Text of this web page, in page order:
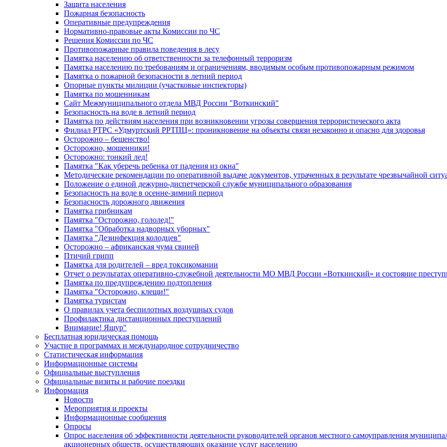
Защита населения
Пожарная безопасность
Оперативные предупреждения
Нормативно-правовые акты Комиссии по ЧС
Решения Комиссии по ЧС
Противопожарные правила поведения в лесу
Памятка населению об ответственности за телефонный терроризм
Памятка населению по требованиям и ограничениям, вводимым особым противопожарным режимом
Памятка о пожарной безопасности в летний период
Опорные пункты милиции (участковые инспекторы)
Памятка по мошенникам
Сайт Межмуниципального отдела МВД России "Воткинский"
Безопасность на воде в летний период
Памятка по действиям населения при возникновении угрозы совершения террористического акта
Филиал РТРС «Удмуртский РРТПЦ»: проникновение на объекты связи незаконно и опасно для здоровья
Осторожно – бешенство!
Осторожно, мошенники!
Осторожно: тонкий лед!
Памятка "Как уберечь ребенка от падения из окна"
Методические рекомендации по оперативной выдаче документов, утраченных в результате чрезвычайной
Положение о единой дежурно-диспетчерской службе муниципального образования
Безопасность на воде в осенне-зимний период
Безопасность дорожного движения
Памятка грибникам
Памятка "Осторожно, гололед!"
Памятка "Обработка надворных уборных"
Памятка "Дезинфекция колодцев"
Осторожно – африканская чума свиней
Птичий грипп
Памятка для родителей – вред токсикомании
Отчет о результатах оперативно-служебной деятельности МО МВД России «Воткинский» и состояние
Памятка по предупреждению подтопления
Памятка "Осторожно, клещи!"
Памятка туристам
О правилах учета беспилотных воздушных судов
Профилактика дистанционных преступлений
Внимание! Ящур"
Бесплатная юридическая помощь
Участие в программах и международное сотрудничество
Статистическая информация
Информационные системы
Официальные выступления
Официальные визиты и рабочие поездки
Информация
Новости
Мероприятия и проекты
Информационные сообщения
Опросы
Опрос населения об эффективности деятельности руководителей органов местного самоуправления
акционерных обществ, осуществляющих оказание услуг населению